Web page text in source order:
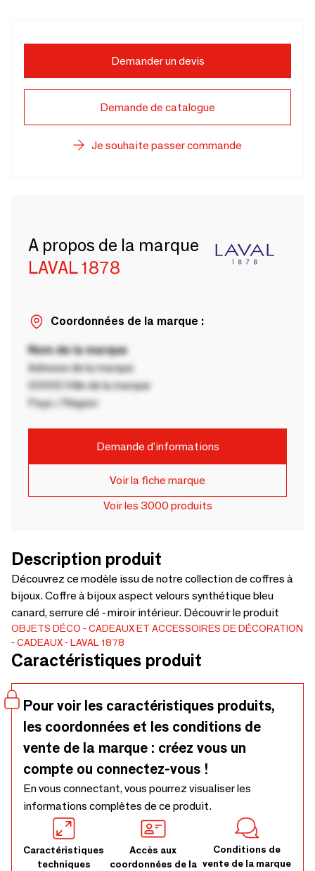
Demander un devis
Demande de catalogue
Je souhaite passer commande
A propos de la marque
LAVAL 1878
Coordonnées de la marque :
Nom de la marque
Adresse de la marque
00000 Ville de la marque
Pays / Région
Demande d'informations
Voir la fiche marque
Voir les 3000 produits
Description produit
Découvrez ce modèle issu de notre collection de coffres à
bijoux. Coffre à bijoux aspect velours synthétique bleu
canard, serrure clé - miroir intérieur. Découvrir le produit
OBJETS DÉCO
CADEAUX ET ACCESSOIRES DE DÉCORATION
CADEAUX
LAVAL 1878
Caractéristiques produit
Pour voir les caractéristiques produits,
les coordonnées et les conditions de
vente de la marque : créez vous un
compte ou connectez-vous !
En vous connectant, vous pourrez visualiser les
informations complètes de ce produit.
Caractéristiques
techniques
Accès aux
coordonnées de la
Conditions de
vente de la marque